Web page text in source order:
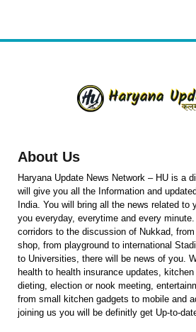
About Us
Haryana Update News Network – HU is a
will give you all the Information and
India. You will bring all the news related to
you everyday, everytime and every
corridors to the discussion of Nukkad,
shop, from playground to international
to Universities, there will be news of you.
health to health insurance updates,
dieting, election or nook meeting,
from small kitchen gadgets to mobile and
joining us you will be definitly get Up-to-